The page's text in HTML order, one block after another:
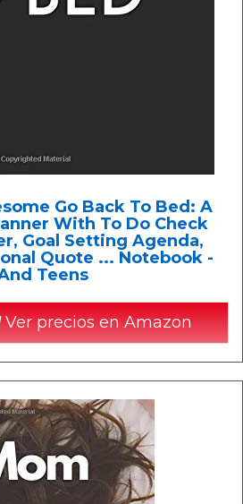
Go Back To Bed: A
With To Do Check
Goal Setting Agenda,
Quote ... Notebook -
Teens
Ver precios en Amazon